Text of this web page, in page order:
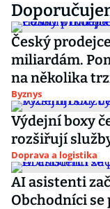
Český
miliardám.
na několika
Byznys
Výdejní boxy
rozšiřují
Doprava a logistika
AI asistenti
Obchodníci